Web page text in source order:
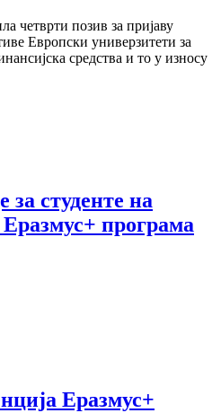
четврти позив за пријаву
Европски универзитети за
средства и то у износу
студенте на
програма
Еразмус+